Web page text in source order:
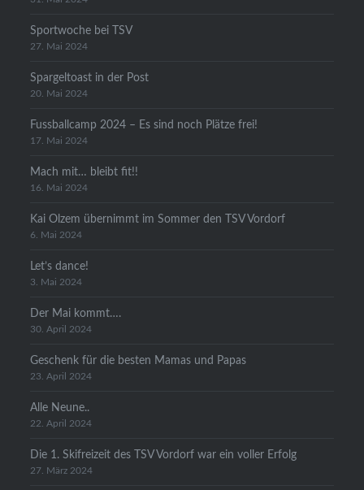
Sportwoche bei TSV
27. Mai 2024
Spargeltoast in der Post
20. Mai 2024
Fussballcamp 2024 – Es sind noch Plätze frei!
17. Mai 2024
Mach mit… bleibt fit!!
16. Mai 2024
Kai Olzem übernimmt im Sommer den TSV Vordorf
6. Mai 2024
Let’s dance!
3. Mai 2024
Der Mai kommt….
30. April 2024
Geschenk für die besten Mamas und Papas
23. April 2024
Alle Neune..
22. April 2024
Die 1. Skifreizeit des TSV Vordorf war ein voller Erfolg
27. März 2024